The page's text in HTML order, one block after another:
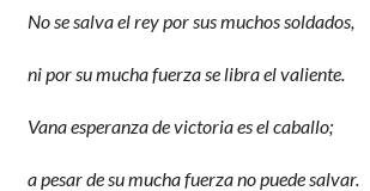
No se salva el rey por sus muchos soldados,
ni por su mucha fuerza se libra el valiente.
Vana esperanza de victoria es el caballo;
a pesar de su mucha fuerza no puede salvar.